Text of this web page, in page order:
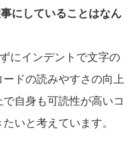
にしていることはなん
にインデントで文字の
ドの読みやすさの向上
自身も可読性が高いコ
いと考えています。